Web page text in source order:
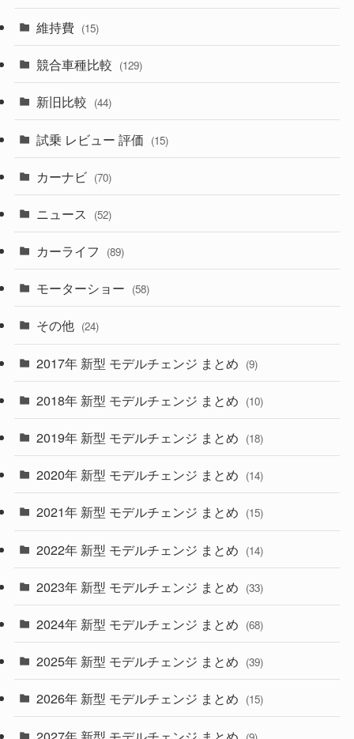
(356)
(328)
(194)
(230)
(253)
(85)
(84)
(14)
(222)
(50)
(43)
(6)
(9)
(4)
(30)
(27)
(58)
(28)
(27)
(26)
(33)
(10)
(35)
(10)
(9)
(22)
(4)
(9)
(4)
(3)
(3)
(5)
(1)
(5)
(7)
(5)
維持費 (15)
競合車種比較 (129)
新旧比較 (44)
試乗 レビュー 評価 (15)
カーナビ (70)
ニュース (52)
カーライフ (89)
モーターショー (58)
その他 (24)
2017年 新型 モデルチェンジ まとめ (9)
2018年 新型 モデルチェンジ まとめ (10)
2019年 新型 モデルチェンジ まとめ (18)
2020年 新型 モデルチェンジ まとめ (14)
2021年 新型 モデルチェンジ まとめ (15)
2022年 新型 モデルチェンジ まとめ (14)
2023年 新型 モデルチェンジ まとめ (33)
2024年 新型 モデルチェンジ まとめ (68)
2025年 新型 モデルチェンジ まとめ (39)
2026年 新型 モデルチェンジ まとめ (15)